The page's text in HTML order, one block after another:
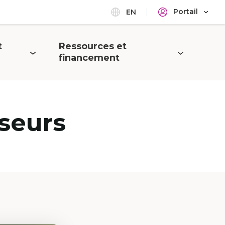
EN Portail
Ouvrir
Ressources et
financement